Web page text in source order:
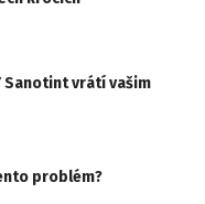
Sanotint vrátí vašim
problém?